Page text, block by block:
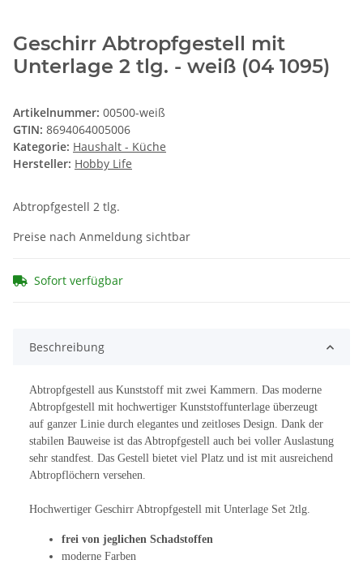
Geschirr Abtropfgestell mit
Unterlage 2 tlg. - weiß (04 1095)
Artikelnummer: 00500-weiß
GTIN: 8694064005006
Kategorie: Haushalt - Küche
Hersteller: Hobby Life
Abtropfgestell 2 tlg.
Preise nach Anmeldung sichtbar
Sofort verfügbar
Beschreibung
Abtropfgestell aus Kunststoff mit zwei Kammern. Das moderne
Abtropfgestell mit hochwertiger Kunststoffunterlage überzeugt
auf ganzer Linie durch elegantes und zeitloses Design. Dank der
stabilen Bauweise ist das Abtropfgestell auch bei voller Auslastung
sehr standfest. Das Gestell bietet viel Platz und ist mit ausreichend
Abtropflöchern versehen.
Hochwertiger Geschirr Abtropfgestell mit Unterlage Set 2tlg.
frei von jeglichen Schadstoffen
moderne Farben